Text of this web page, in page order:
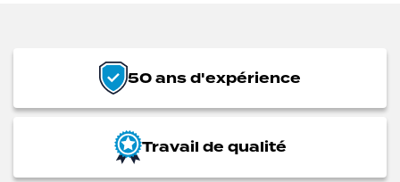
50 ans d'expérience
Travail de qualité